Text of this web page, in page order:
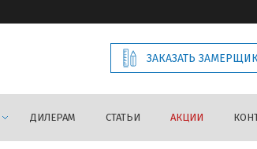
ЗАКАЗАТЬ
ДИЛЕРАМ СТАТЬИ АКЦИИ